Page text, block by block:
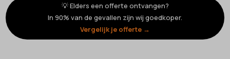
💡 Elders een offerte ontvangen?
In 90% van de gevallen zijn wij goedkoper.
Vergelijk je offerte →